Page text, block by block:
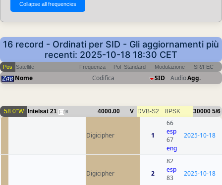
16 record - Ordinati per SID - Gli aggiornamenti più
recenti: 2025-10-18 18:30 CET
Pos Satellite Frequenza Pol Standard Modulazione SR/FEC
Nome Codifica SID AudioAgg.
58.0°W Intelsat 21 16 4000.00 V DVB-S2 8PSK 30000 5/6
Digicipher 1
66
esp
67
eng
2025-10-18
Digicipher 2
82
esp
83
2025-10-18